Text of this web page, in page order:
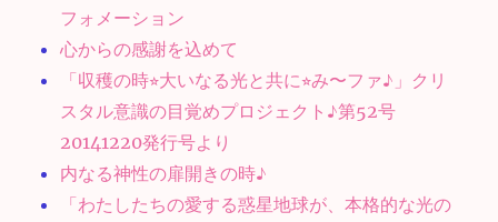
フォメーション
心からの感謝を込めて
「収穫の時⭐︎大いなる光と共に⭐︎み〜ファ♪」クリ
スタル意識の目覚めプロジェクト♪第52号
20141220発行号より
内なる神性の扉開きの時♪
「わたしたちの愛する惑星地球が、本格的な光の